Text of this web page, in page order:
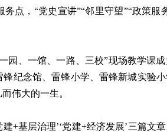
点，“党史宣讲”“邻里守望”“政策服
、一馆、一路、三校”现场教学课成
纪念馆、雷锋小学、雷锋新城实验
伟大的一生。
+基层治理’‘党建+经济发展’三篇文